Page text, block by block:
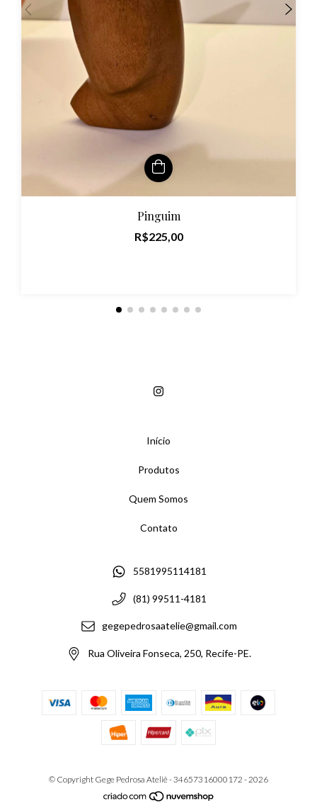
Pinguim
R$225,00
Início
Produtos
Quem Somos
Contato
5581995114181
(81) 99511-4181
gegepedrosaatelie@gmail.com
Rua Oliveira Fonseca, 250, Recife-PE.
© Copyright Gege Pedrosa Ateliê - 34657316000172 - 2026